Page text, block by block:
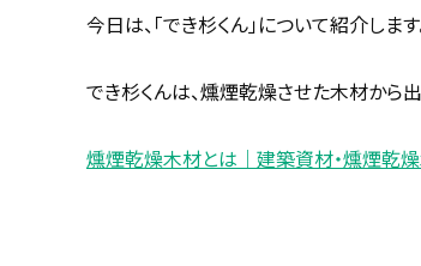
今日は、「でき杉くん」について紹介します
でき杉くんは、燻煙乾燥させた木材から
燻煙乾燥木材とは｜建築資材・燻煙